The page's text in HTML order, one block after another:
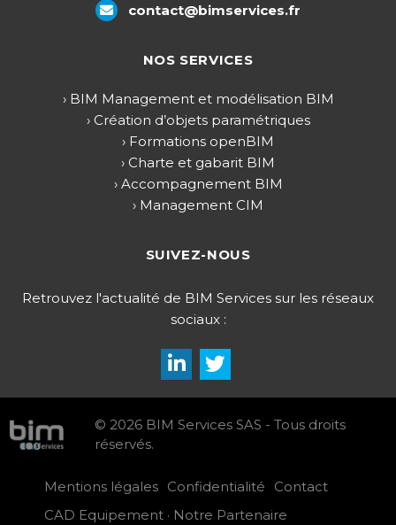
contact@bimservices.fr
NOS SERVICES
› BIM Management et modélisation BIM
› Création d’objets paramétriques
› Formations openBIM
› Charte et gabarit BIM
› Accompagnement BIM
› Management CIM
SUIVEZ-NOUS
Retrouvez l'actualité de BIM Services sur les réseaux
sociaux :
© 2026 BIM Services SAS - Tous droits
réservés.
Mentions légales Confidentialité
Contact
CAD Equipement · Notre Partenaire